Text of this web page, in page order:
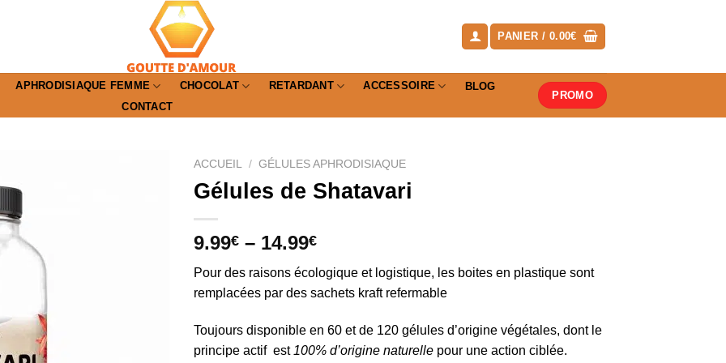
PANIER / 0.00€
APHRODISIAQUE FEMME CHOCOLAT RETARDANT ACCESSOIRE
BLOG
CONTACT
PROMO
ACCUEIL / GÉLULES APHRODISIAQUE
Gélules de Shatavari
9.99€ – 14.99€
Pour des raisons écologique et logistique, les boites en plastique sont
remplacées par des sachets kraft refermable
Toujours disponible en 60 et de 120 gélules d’origine végétales, dont le
principe actif est 100% d’origine naturelle pour une action ciblée.